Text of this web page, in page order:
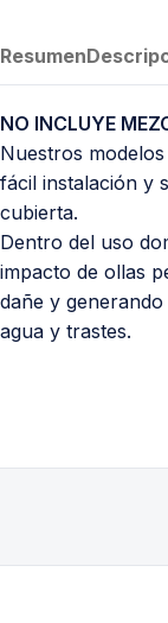
Resumen
NO INCLUYE
Nuestros
fácil instalación y
cubierta.
Dentro del uso
impacto de ollas
dañe y
agua y trastes.